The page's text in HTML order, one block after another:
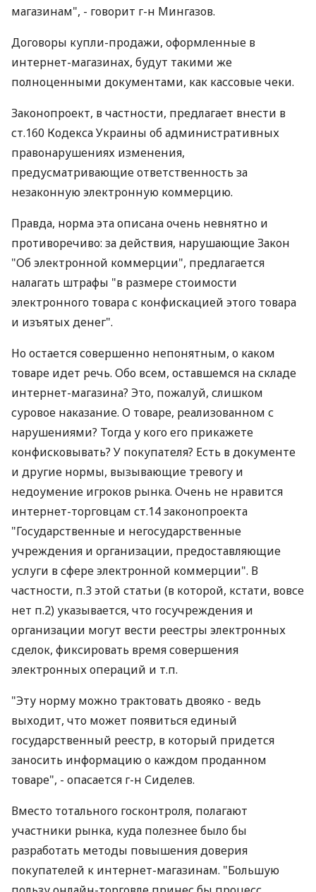
магазинам", - говорит г-н Мингазов.
Договоры купли-продажи, оформленные в
интернет-магазинах, будут такими же
полноценными документами, как кассовые чеки.
Законопроект, в частности, предлагает внести в
ст.160 Кодекса Украины об административных
правонарушениях изменения,
предусматривающие ответственность за
незаконную электронную коммерцию.
Правда, норма эта описана очень невнятно и
противоречиво: за действия, нарушающие Закон
"Об электронной коммерции", предлагается
налагать штрафы "в размере стоимости
электронного товара с конфискацией этого товара
и изъятых денег".
Но остается совершенно непонятным, о каком
товаре идет речь. Обо всем, оставшемся на складе
интернет-магазина? Это, пожалуй, слишком
суровое наказание. О товаре, реализованном с
нарушениями? Тогда у кого его прикажете
конфисковывать? У покупателя? Есть в документе
и другие нормы, вызывающие тревогу и
недоумение игроков рынка. Очень не нравится
интернет-торговцам ст.14 законопроекта
"Государственные и негосударственные
учреждения и организации, предоставляющие
услуги в сфере электронной коммерции". В
частности, п.3 этой статьи (в которой, кстати, вовсе
нет п.2) указывается, что госучреждения и
организации могут вести реестры электронных
сделок, фиксировать время совершения
электронных операций и т.п.
"Эту норму можно трактовать двояко - ведь
выходит, что может появиться единый
государственный реестр, в который придется
заносить информацию о каждом проданном
товаре", - опасается г-н Сиделев.
Вместо тотального госконтроля, полагают
участники рынка, куда полезнее было бы
разработать методы повышения доверия
покупателей к интернет-магазинам. "Большую